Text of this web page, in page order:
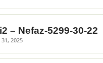
– Nefaz-5299-30-22
2025